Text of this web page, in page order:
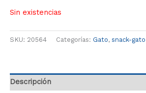
Sin existencias
SKU: 20564 Categorías: Gato, snack-gato
Descripción